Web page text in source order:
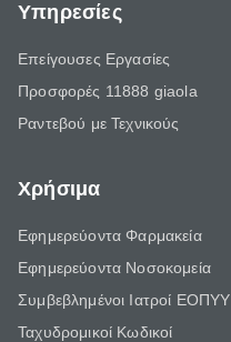
Υπηρεσίες
Επείγουσες Εργασίες
Προσφορές 11888 giaola
Ραντεβού με Τεχνικούς
Χρήσιμα
Εφημερεύοντα Φαρμακεία
Εφημερεύοντα Νοσοκομεία
Συμβεβλημένοι Ιατροί ΕΟΠΥΥ
Ταχυδρομικοί Κωδικοί